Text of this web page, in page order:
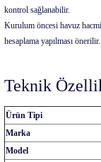
kontrol sağlanabilir.
Kurulum öncesi havuz
hesaplama yapılması önerilir.
Teknik
Ürün Tipi
Marka
Model